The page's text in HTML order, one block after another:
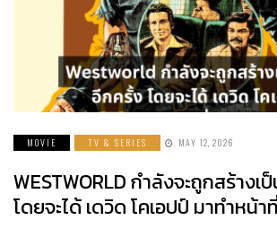
MOVIE TV & SERIES MAY 12, 2026
WESTWORLD กำลังจะถูกสร้าง
โดยจะได้ เดวิด โคเอปป์ มาทำหน้